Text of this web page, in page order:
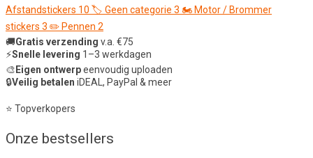
Afstandstickers 10 🏷️ Geen categorie 3 🏍️ Motor / Brommer
stickers 3 ✏️ Pennen 2
🚚Gratis verzending v.a. €75
⚡Snelle levering 1–3 werkdagen
🎨 Eigen ontwerpeenvoudig uploaden
🔒Veilig betalen iDEAL, PayPal & meer
⭐ Topverkopers
Onze bestsellers